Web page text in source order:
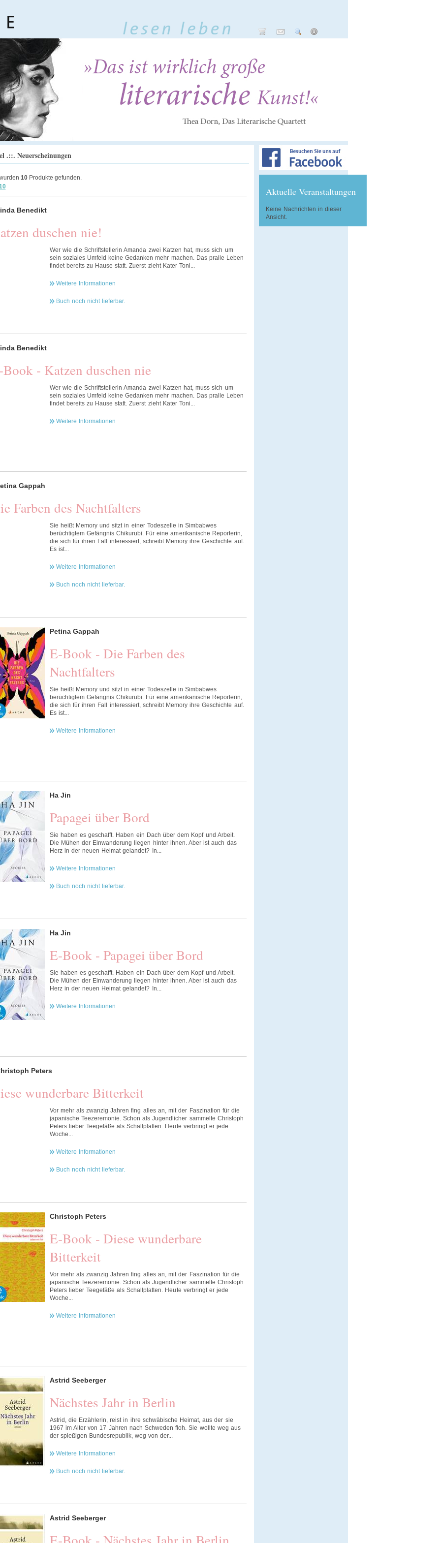
.::. Neuerscheinungen
10Produkte gefunden.
Benedikt
duschen nie!
Wer wie die Schriftstellerin Amanda zwei Katzen hat, muss sich um
sein soziales Umfeld keine Gedanken mehr machen. Das pralle Leben
findet bereits zu Hause statt. Zuerst zieht Kater Toni...
Weitere Informationen
Buch noch nicht lieferbar.
Benedikt
- Katzen duschen nie
Wer wie die Schriftstellerin Amanda zwei Katzen hat, muss sich um
sein soziales Umfeld keine Gedanken mehr machen. Das pralle Leben
findet bereits zu Hause statt. Zuerst zieht Kater Toni...
Weitere Informationen
Gappah
Farben des Nachtfalters
Sie heißt Memory und sitzt in einer Todeszelle in Simbabwes
berüchtigtem Gefängnis Chikurubi. Für eine amerikanische Reporterin,
die sich für ihren Fall interessiert, schreibt Memory ihre Geschichte auf.
Es ist...
Weitere Informationen
Buch noch nicht lieferbar.
Petina Gappah
E-Book - Die Farben des
Nachtfalters
Sie heißt Memory und sitzt in einer Todeszelle in Simbabwes
berüchtigtem Gefängnis Chikurubi. Für eine amerikanische Reporterin,
die sich für ihren Fall interessiert, schreibt Memory ihre Geschichte auf.
Es ist...
Weitere Informationen
Ha Jin
Papagei über Bord
Sie haben es geschafft. Haben ein Dach über dem Kopf und Arbeit.
Die Mühen der Einwanderung liegen hinter ihnen. Aber ist auch das
Herz in der neuen Heimat gelandet? In...
Weitere Informationen
Buch noch nicht lieferbar.
Ha Jin
E-Book - Papagei über Bord
Sie haben es geschafft. Haben ein Dach über dem Kopf und Arbeit.
Die Mühen der Einwanderung liegen hinter ihnen. Aber ist auch das
Herz in der neuen Heimat gelandet? In...
Weitere Informationen
Peters
wunderbare Bitterkeit
Vor mehr als zwanzig Jahren fing alles an, mit der Faszination für die
japanische Teezeremonie. Schon als Jugendlicher sammelte Christoph
Peters lieber Teegefäße als Schallplatten. Heute verbringt er jede
Woche...
Weitere Informationen
Buch noch nicht lieferbar.
Christoph Peters
E-Book - Diese wunderbare
Bitterkeit
Vor mehr als zwanzig Jahren fing alles an, mit der Faszination für die
japanische Teezeremonie. Schon als Jugendlicher sammelte Christoph
Peters lieber Teegefäße als Schallplatten. Heute verbringt er jede
Woche...
Weitere Informationen
Astrid Seeberger
Nächstes Jahr in Berlin
Astrid, die Erzählerin, reist in ihre schwäbische Heimat, aus der sie
1967 im Alter von 17 Jahren nach Schweden floh. Sie wollte weg aus
der spießigen Bundesrepublik, weg von der...
Weitere Informationen
Buch noch nicht lieferbar.
Astrid Seeberger
Aktuelle Veranstaltungen
Keine Nachrichten in dieser
Ansicht.